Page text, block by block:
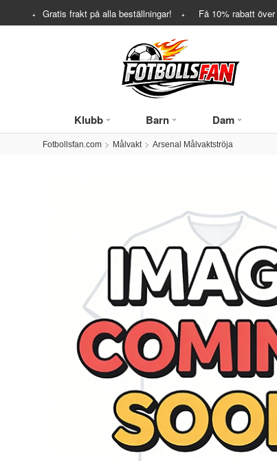
Gratis frakt på alla beställningar! Få 10% rabatt över
Klubb Barn Dam
Fotbollsfan.com Målvakt Arsenal Målvaktströja